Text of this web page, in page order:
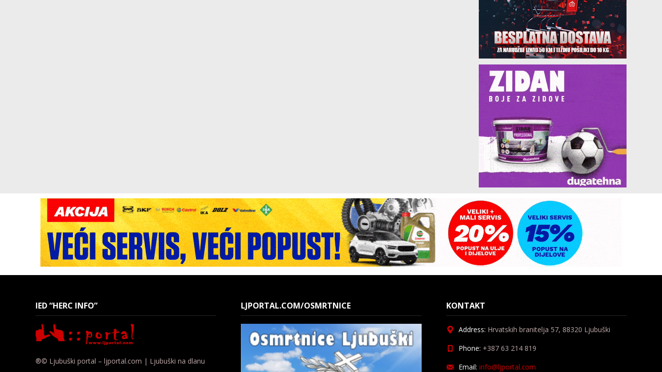
IED “HERC INFO”
®© Ljubuški portal – ljportal.com | Ljubuški na dlanu
LJPORTAL.COM/OSMRTNICE KONTAKT
Address: Hrvatskih branitelja 57, 88320 Ljubuški
Phone: +387 63 214 819
Email: info@ljportal.com